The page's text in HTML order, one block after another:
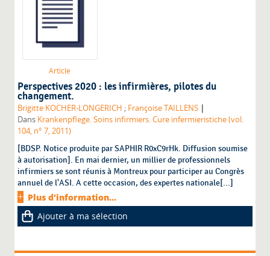
Article
Perspectives 2020 : les infirmières, pilotes du
changement.
Brigitte KOCHER-LONGERICH ; Françoise TAILLENS |
Dans Krankenpflege. Soins infirmiers. Cure infermieristiche (vol.
104, n° 7, 2011)
[BDSP. Notice produite par SAPHIR R0xC9rHk. Diffusion soumise
à autorisation]. En mai dernier, un millier de professionnels
infirmiers se sont réunis à Montreux pour participer au Congrès
annuel de l'ASI. A cette occasion, des expertes nationale[...]
Plus d'information...
Ajouter à ma sélection